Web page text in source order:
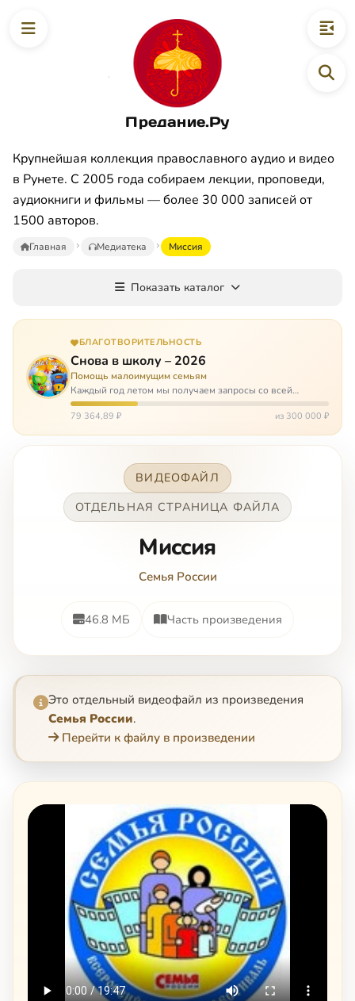
Предание.Ру
Крупнейшая коллекция православного аудио и видео
в Рунете. С 2005 года собираем лекции, проповеди,
аудиокниги и фильмы — более 30 000 записей от
1500 авторов.
Главная Медиатека Mиccия
Показать каталог
БЛАГОТВОРИТЕЛЬНОСТЬ
Снова в школу – 2026
Помощь малоимущим семьям
Каждый год летом мы получаем запросы со всей
России: помогите собраться в школу. Семьи с больными
детьми или родителями, семьи без пап или мам,
79 364,89 ₽ из 300 000 ₽
ВИДЕОФАЙЛ
ОТДЕЛЬНАЯ СТРАНИЦА ФАЙЛА
Mиccия
Семья России
46.8 МБ Часть произведения
Это отдельный видеофайл из произведения
Семья России.
Перейти к файлу в произведении